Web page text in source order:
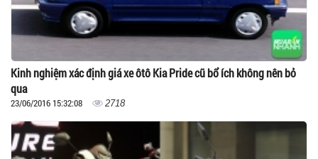
Kinh nghiệm xác định giá xe ôtô Kia Pride cũ bổ ích không nên bỏ
qua
23/06/2016 15:32:08 2718